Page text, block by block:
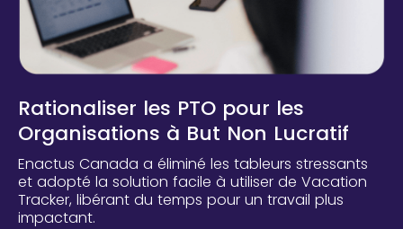
Rationaliser les PTO pour les
Organisations à But Non Lucratif
Enactus Canada a éliminé les tableurs stressants
et adopté la solution facile à utiliser de Vacation
Tracker, libérant du temps pour un travail plus
impactant.